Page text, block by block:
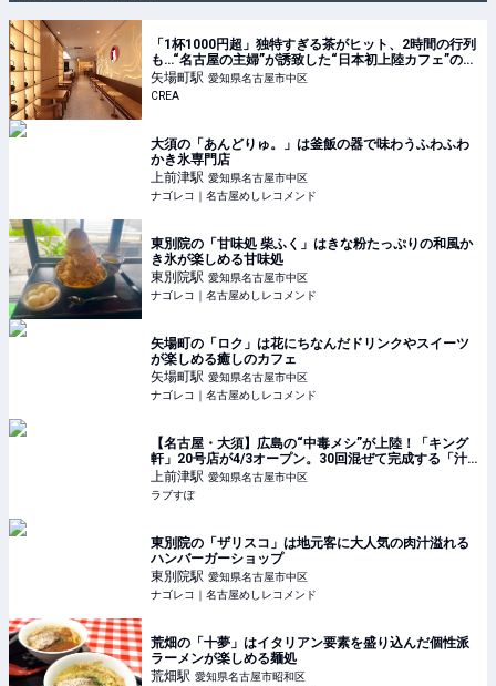
「1杯1000円超」独特すぎる茶がヒット、2時間の行列
も…“名古屋の主婦”が誘致した“日本初上陸カフェ”の正
体
矢場町駅 愛知県名古屋市中区
CREA
大須の「あんどりゅ。」は釜飯の器で味わうふわふわ
かき氷専門店
上前津駅 愛知県名古屋市中区
ナゴレコ｜名古屋めしレコメンド
東別院の「甘味処 柴ふく」はきな粉たっぷりの和風か
き氷が楽しめる甘味処
東別院駅 愛知県名古屋市中区
ナゴレコ｜名古屋めしレコメンド
矢場町の「ロク」は花にちなんだドリンクやスイーツ
が楽しめる癒しのカフェ
矢場町駅 愛知県名古屋市中区
ナゴレコ｜名古屋めしレコメンド
【名古屋・大須】広島の“中毒メシ”が上陸！「キング
軒」20号店が4/3オープン。30回混ぜて完成する「汁
なし担担麺」のシビれる旨さを体感せよ！ - ラブすぽ
上前津駅 愛知県名古屋市中区
ラブすぽ
東別院の「ザリスコ」は地元客に大人気の肉汁溢れる
ハンバーガーショップ
東別院駅 愛知県名古屋市中区
ナゴレコ｜名古屋めしレコメンド
荒畑の「十夢」はイタリアン要素を盛り込んだ個性派
ラーメンが楽しめる麺処
荒畑駅 愛知県名古屋市昭和区